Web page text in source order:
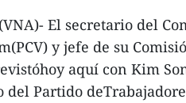
El secretario del
y jefe de su
aquí con Kim
del Partido